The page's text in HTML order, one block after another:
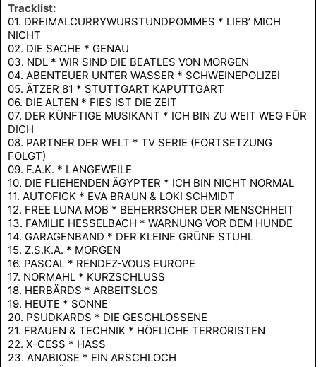
Tracklist:
01. DREIMALCURRYWURSTUNDPOMMES * LIEB’ MICH
NICHT
02. DIE SACHE * GENAU
03. NDL * WIR SIND DIE BEATLES VON MORGEN
04. ABENTEUER UNTER WASSER * SCHWEINEPOLIZEI
05. ÄTZER 81 * STUTTGART KAPUTTGART
06. DIE ALTEN * FIES IST DIE ZEIT
07. DER KÜNFTIGE MUSIKANT * ICH BIN ZU WEIT WEG FÜR
DICH
08. PARTNER DER WELT * TV SERIE (FORTSETZUNG
FOLGT)
09. F.A.K. * LANGEWEILE
10. DIE FLIEHENDEN ÄGYPTER * ICH BIN NICHT NORMAL
11. AUTOFICK * EVA BRAUN & LOKI SCHMIDT
12. FREE LUNA MOB * BEHERRSCHER DER MENSCHHEIT
13. FAMILIE HESSELBACH * WARNUNG VOR DEM HUNDE
14. GARAGENBAND * DER KLEINE GRÜNE STUHL
15. Z.S.K.A. * MORGEN
16. PASCAL * RENDEZ-VOUS EUROPE
17. NORMAHL * KURZSCHLUSS
18. HERBÄRDS * ARBEITSLOS
19. HEUTE * SONNE
20. PSUDKARDS * DIE GESCHLOSSENE
21. FRAUEN & TECHNIK * HÖFLICHE TERRORISTEN
22. X-CESS * HASS
23. ANABIOSE * EIN ARSCHLOCH